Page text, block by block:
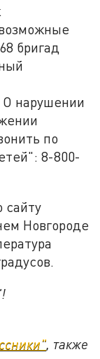
бригад
О нарушении
по
8-800-
сайту
Новгороде
также